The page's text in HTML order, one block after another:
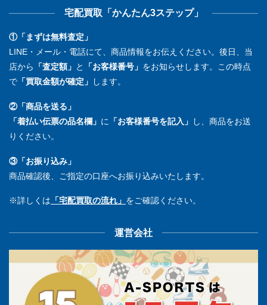
宅配買取「かんたん3ステップ」
①「まずは無料査定」
LINE・メール・電話にて、商品情報をお伝えください。後日、当
店から
「査定額」 と 「お客様番号」 をお知らせします。この時点
で 「買取金額が確定」 します。
②「商品を送る」
「着払い伝票の品名欄」 に 「お客様番号を記入」
し、商品をお送
りください。
③「お振り込み」
商品確認後、ご指定の口座へお振り込みいたします。
※詳しくは 「宅配買取の流れ」 をご確認ください。
運営会社